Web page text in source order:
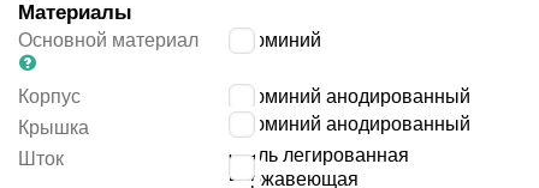
Материалы
Основной материал алюминий
Корпус
алюминий анодированный
Крышка
алюминий анодированный
Шток
сталь легированная
нержавеющая